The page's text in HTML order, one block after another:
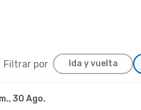
Filtrar por Ida y vuelta
30 Ago.